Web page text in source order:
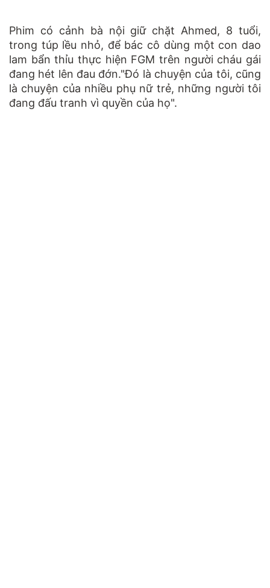
Phim có cảnh bà nội giữ chặt Ahmed, 8 tuổi,
trong túp lều nhỏ, để bác cô dùng một con dao
lam bẩn thỉu thực hiện FGM trên người cháu gái
đang hét lên đau đớn."Đó là chuyện của tôi, cũng
là chuyện của nhiều phụ nữ trẻ, những người tôi
đang đấu tranh vì quyền của họ".